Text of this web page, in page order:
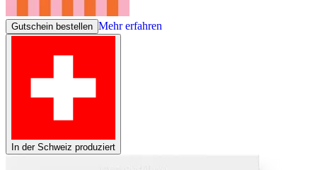
Gutschein bestellen Mehr erfahren
In der Schweiz produziert